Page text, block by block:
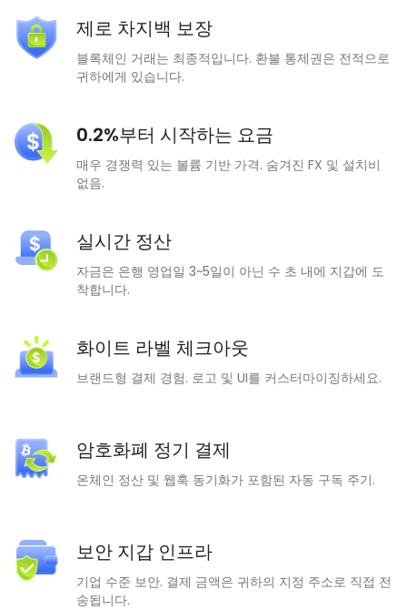
제로 차지백 보장
블록체인 거래는 최종적입니다. 환불 통제권은 전적으로
귀하에게 있습니다.
0.2%부터 시작하는 요금
매우 경쟁력 있는 볼륨 기반 가격. 숨겨진 FX 및 설치비
없음.
실시간 정산
자금은 은행 영업일 3~5일이 아닌 수 초 내에 지갑에 도
착합니다.
화이트 라벨 체크아웃
브랜드형 결제 경험. 로고 및 UI를 커스터마이징하세요.
암호화폐 정기 결제
온체인 정산 및 웹훅 동기화가 포함된 자동 구독 주기.
보안 지갑 인프라
기업 수준 보안. 결제 금액은 귀하의 지정 주소로 직접 전
송됩니다.